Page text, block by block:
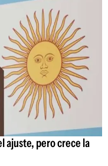
ajuste, pero crece la